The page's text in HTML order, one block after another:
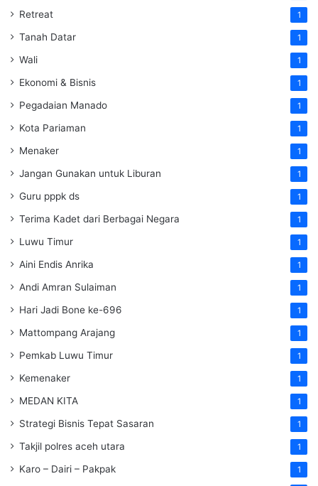
Retreat 1
Tanah Datar 1
Wali 1
Ekonomi & Bisnis 1
Pegadaian Manado 1
Kota Pariaman 1
Menaker 1
Jangan Gunakan untuk Liburan 1
Guru pppk ds 1
Terima Kadet dari Berbagai Negara 1
Luwu Timur 1
Aini Endis Anrika 1
Andi Amran Sulaiman 1
Hari Jadi Bone ke-696 1
Mattompang Arajang 1
Pemkab Luwu Timur 1
Kemenaker 1
MEDAN KITA 1
Strategi Bisnis Tepat Sasaran 1
Takjil polres aceh utara 1
Karo – Dairi – Pakpak 1